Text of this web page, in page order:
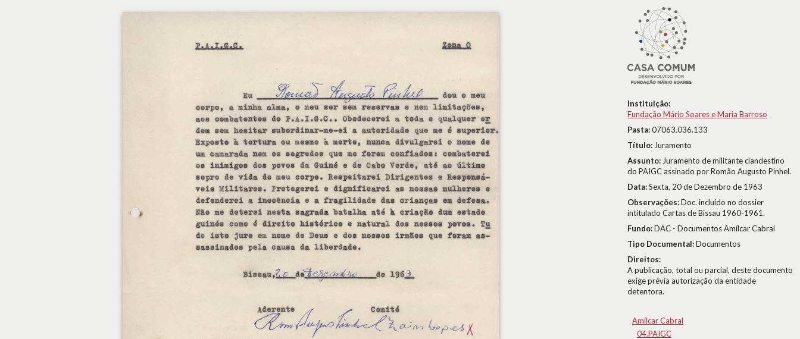
Instituição:
Fundação Mário Soares e Maria Barroso
Pasta:07063.036.133
Título: Juramento
Assunto: Juramento de militante clandestino
do PAIGC assinado por Romão Augusto Pinhel.
Data:Sexta, 20 de Dezembro de 1963
Observações:Doc. incluído no dossier
intitulado Cartas de Bissau 1960-1961.
Fundo:DAC - Documentos Amílcar Cabral
Tipo Documental:Documentos
Direitos:
A publicação, total ou parcial, deste documento
exige prévia autorização da entidade
detentora.
Amílcar Cabral
04.PAIGC